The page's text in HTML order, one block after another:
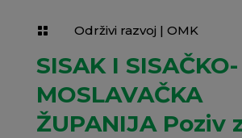
 Održivi razvoj | OMK
SISAK I SISAČKO-
MOSLAVAČKA
ŽUPANIJA Poziv